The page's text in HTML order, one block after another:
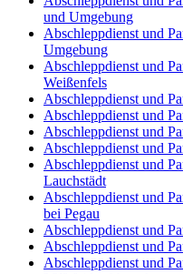
und Umgebung
Abschleppdienst und
Umgebung
Abschleppdienst und
Weißenfels
Abschleppdienst und
Abschleppdienst und
Abschleppdienst und
Abschleppdienst und
Abschleppdienst und
Lauchstädt
Abschleppdienst und
bei Pegau
Abschleppdienst und
Abschleppdienst und
Abschleppdienst und